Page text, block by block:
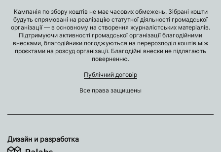
Кампанія по збору коштів не має часових обмежень. Зібрані кошти
будуть спрямовані на реалізацію статутної діяльності громадської
організації — в основному на створення журналістських матеріалів.
Підтримуючи активності громадської організації благодійними
внесками, благодійники погоджуються на перерозподіл коштів між
проєктами на розсуд організації. Благодійні внески не підлягають
поверненню.
Публічний договір
Все права защищены
Дизайн и разработка